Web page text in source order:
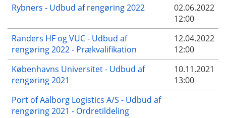
Rybners - Udbud af rengøring 2022
02.06.2022
12:00
Randers HF og VUC - Udbud af
rengøring 2022 - Prækvalifikation
12.04.2022
12:00
Københavns Universitet - Udbud af
rengøring 2021
10.11.2021
13:00
Port of Aalborg Logistics A/S - Udbud af
rengøring 2021 - Ordretildeling